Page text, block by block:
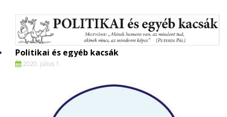
Politikai és egyéb kacsák
2020. július 1.